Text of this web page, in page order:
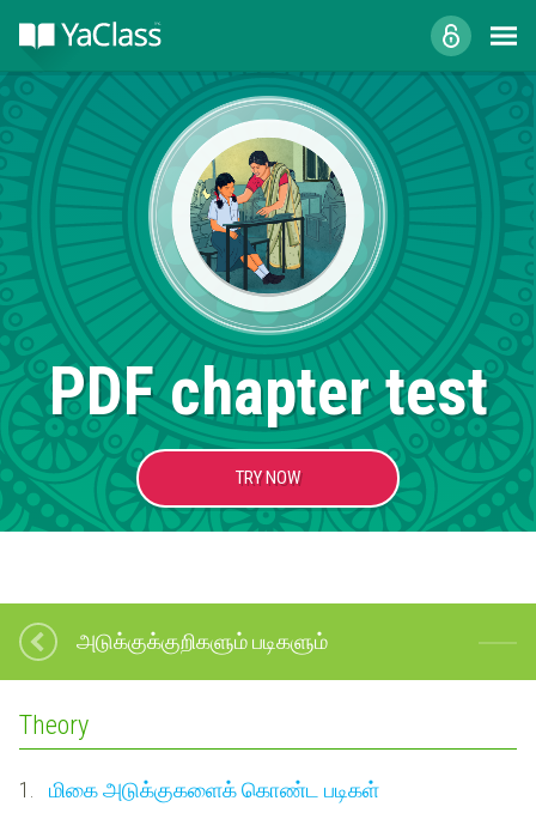
PDF chapter test
TRY NOW
அடுக்குக்குறிகளும் படிகளும்
Theory
1.
மிகை அடுக்குகளைக் கொண்ட படிகள்